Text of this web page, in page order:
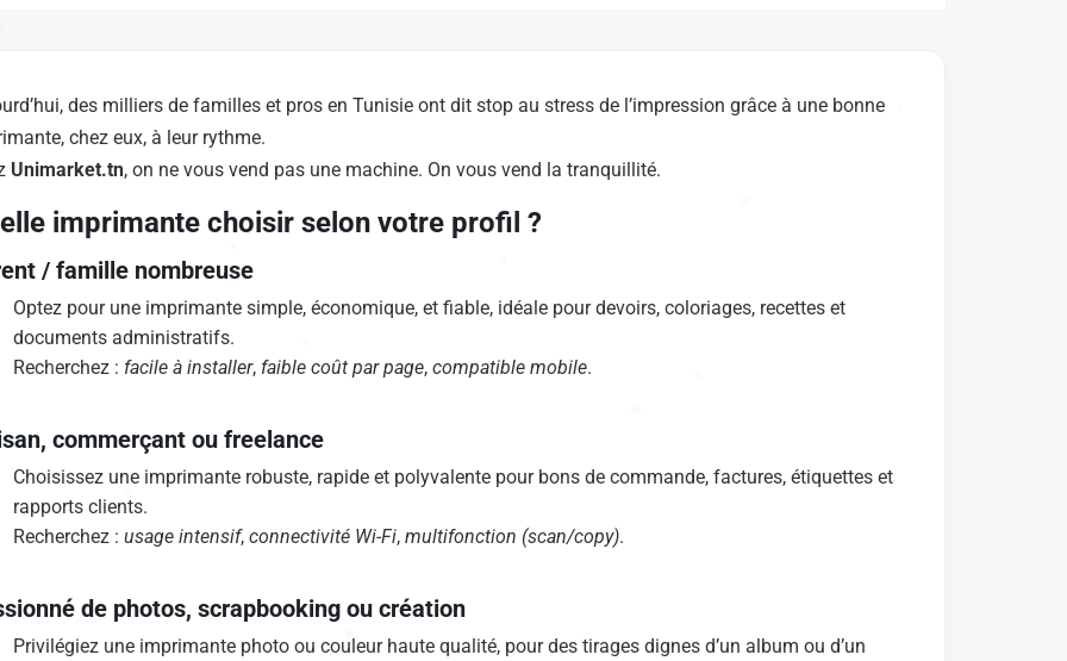
des milliers de familles et pros en Tunisie ont dit stop au stress de l’impression grâce à une bonne
chez eux, à leur rythme.
Unimarket.tn, on ne vous vend pas une machine. On vous vend la tranquillité.
imprimante choisir selon votre profil ?
/ famille nombreuse
Optez pour une imprimante simple, économique, et fiable, idéale pour devoirs, coloriages, recettes et
documents administratifs.
Recherchez : facile à installer, faible coût par page,compatible mobile.
commerçant ou freelance
Choisissez une imprimante robuste, rapide et polyvalente pour bons de commande, factures, étiquettes et
rapports clients.
Recherchez :usage intensif,connectivité Wi-Fi,multifonction (scan/copy).
de photos, scrapbooking ou création
Privilégiez une imprimante photo ou couleur haute qualité, pour des tirages dignes d’un album ou d’un
✱
✱